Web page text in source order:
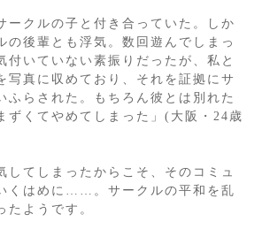
ークルの子と付き合っていた。しか
の後輩とも浮気。数回遊んでしまっ
付いていない素振りだったが、私と
写真に収めており、それを証拠にサ
ふらされた。もちろん彼とは別れた
ずくてやめてしまった」(大阪・24歳
てしまったからこそ、そのコミュ
くはめに……。サークルの平和を乱
たようです。